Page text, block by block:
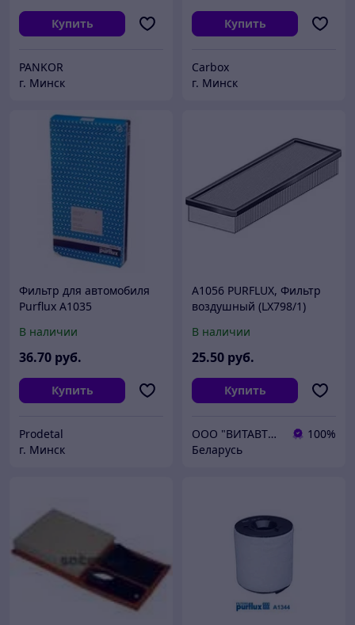
Купить
PANKOR
г. Минск
Купить
Carbox
г. Минск
Фильтр для автомобиля
Purflux A1035
В наличии
36.70 руб.
Купить
Prodetal
г. Минск
A1056 PURFLUX, Фильтр
воздушный (LX798/1)
В наличии
25.50 руб.
Купить
ООО "ВИТАВТОБАЗИС"
100%
Беларусь